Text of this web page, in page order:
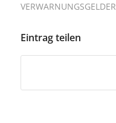
VERWARNUNGSGELDER
Eintrag teilen